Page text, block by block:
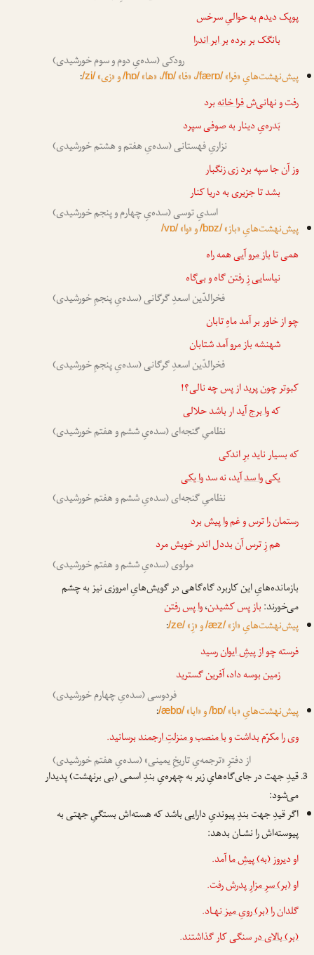
پوپک دیدم به حوالیِ سرخس
بانگک بر بردهبر ابر اندرا
رودکی (سده‌یِ دوم و سوم خورشیدی)
پیش‌نهشت‌هایِ «فرا»/færɒ/، «فا»/fɒ/، «ها»/hɒ/و «زی»/zi/
:
رفت و نهانی‌شفرا خانهبرد
بَدره‌یِ دینار به صوفی سپرد
نزاریِ فهستانی (سده‌یِ هفتم و هشتم خورشیدی)
وز آن جا سپه بردزی زنگبار
بشد تا جزیری به دریا کنار
اسدیِ توسی (سده‌یِ چهارم و پنجم خورشیدی)
پیش‌نهشت‌هایِ «باز»/bɒz/و «وا»/vɒ/
همی تاباز مروآیی همه راه
نیاسایی زِ رفتن گاه و بی‌گاه
فخرالدّین اسعدِ گرگانی (سده‌یِ پنجمِ خورشیدی)
چو از خاور بر آمد ماهِ تابان
شهنشهباز مروآمد شتابان
فخرالدّین اسعدِ گرگانی (سده‌یِ پنجمِ خورشیدی)
کبوتر چون پرید از پس چه نالی؟!
کهوا برجآید ار باشد حلالی
نظامیِ گنجه‌ای (سده‌یِ ششم و هفتم خورشیدی)
که بسیار ناید برِ اندکی
یکیوا سدآید، نه سدوا یکی
نظامیِ گنجه‌ای (سده‌یِ ششم و هفتم خورشیدی)
رستمان را ترس و غموا پیشبرد
هم زِ ترس آن بددل اندر خویش مرد
مولوی (سده‌یِ ششم و هفتم خورشیدی)
بازمانده‌هایِ این کاربرد گاه‌گاهی در گویش‌هایِ امروزی نیز به چشم
می‌خورند:باز پس کشیدن،وا پسرفتن
پیش‌نهشت‌هایِ «از»/æz/و «زِ»/ze/
:
فرسته چواز پیشِ ایوانرسید
زمین بوسه داد، آفرین گسترید
فردوسی (سده‌یِ چهارم خورشیدی)
پیش‌نهشت‌هایِ «با»/bɒ/و «ابا»/æbɒ/
:
وی را مکرّم بداشت وبا منصب و منزلتِ ارجمندبرسانید.
از دفترِ «ترجمه‌یِ تاریخِ یمینی» (سده‌یِ هفتم خورشیدی)
قیدِ جهت در جای‌گاه‌هایِ زیر به چهره‌یِ بندِ اسمی (بی برنهشت) پدیدار
می‌شود:
اگر قیدِ جهت بندِ پیوندیِ دارایی باشد که هسته‌اش بستگیِ جهتی به
پیوسته‌اش را نشـان بدهد:
او دیروز(به) پیشِ ماآمد.
او(بر) سرِ مزارِ پدرشرفت.
گلدان را(بر) رویِ میزنهـاد.
(بر) بالای درسنگی کار گذاشتند.